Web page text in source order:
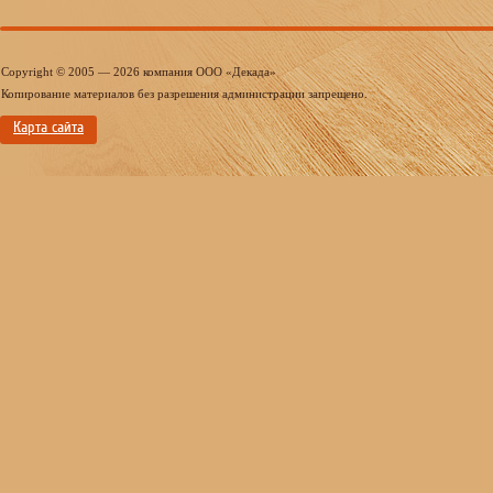
Copyright © 2005 — 2026 компания ООО «Декада»
Копирование материалов без разрешения администрации запрещено.
Карта сайта